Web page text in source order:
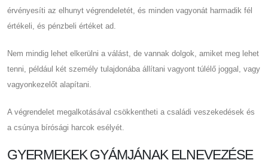
érvényesíti az elhunyt végrendeletét, és minden vagyonát harmadik fél
értékeli, és pénzbeli értéket ad.
Nem mindig lehet elkerülni a válást, de vannak dolgok, amiket meg lehet
tenni, például két személy tulajdonába állítani vagyont túlélő joggal, vagy
vagyonkezelőt alapítani.
A végrendelet megalkotásával csökkentheti a családi veszekedések és
a csúnya bírósági harcok esélyét.
GYERMEKEK GYÁMJÁNAK ELNEVEZÉSE